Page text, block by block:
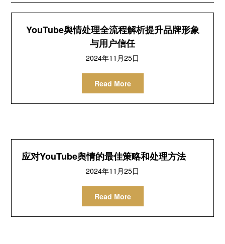
YouTube舆情处理全流程解析提升品牌形象
与用户信任
2024年11月25日
Read More
应对YouTube舆情的最佳策略和处理方法
2024年11月25日
Read More